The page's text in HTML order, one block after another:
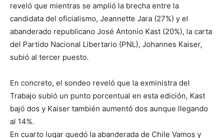
reveló que mientras se amplió la brecha entre la
candidata del oficialismo, Jeannette Jara (27%) y el
abanderado republicano José Antonio Kast (20%), la carta
del Partido Nacional Libertario (PNL), Johannes Kaiser,
subió al tercer puesto.
En concreto, el sondeo reveló que la exministra del
Trabajo subió un punto porcentual en esta edición, Kast
bajó dos y Kaiser también aumentó dos aunque llegando
al 14%.
En cuarto lugar quedó la abanderada de Chile Vamos y